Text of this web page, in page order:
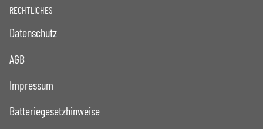
RECHTLICHES
Datenschutz
AGB
Impressum
Batteriegesetzhinweise